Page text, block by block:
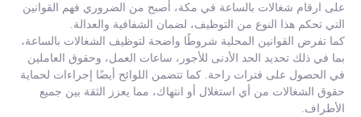
على ارقام شغالات بالساعة في مكة، أصبح من الضروري فهم القوانين
التي تحكم هذا النوع من التوظيف، لضمان الشفافية والعدالة.
كما تفرض القوانين المحلية شروطًا واضحة لتوظيف الشغالات بالساعة،
بما في ذلك تحديد الحد الأدنى للأجور، ساعات العمل، وحقوق العاملين
في الحصول على فترات راحة. كما تتضمن اللوائح أيضًا إجراءات لحماية
حقوق الشغالات من أي استغلال أو انتهاك، مما يعزز الثقة بين جميع
الأطراف.